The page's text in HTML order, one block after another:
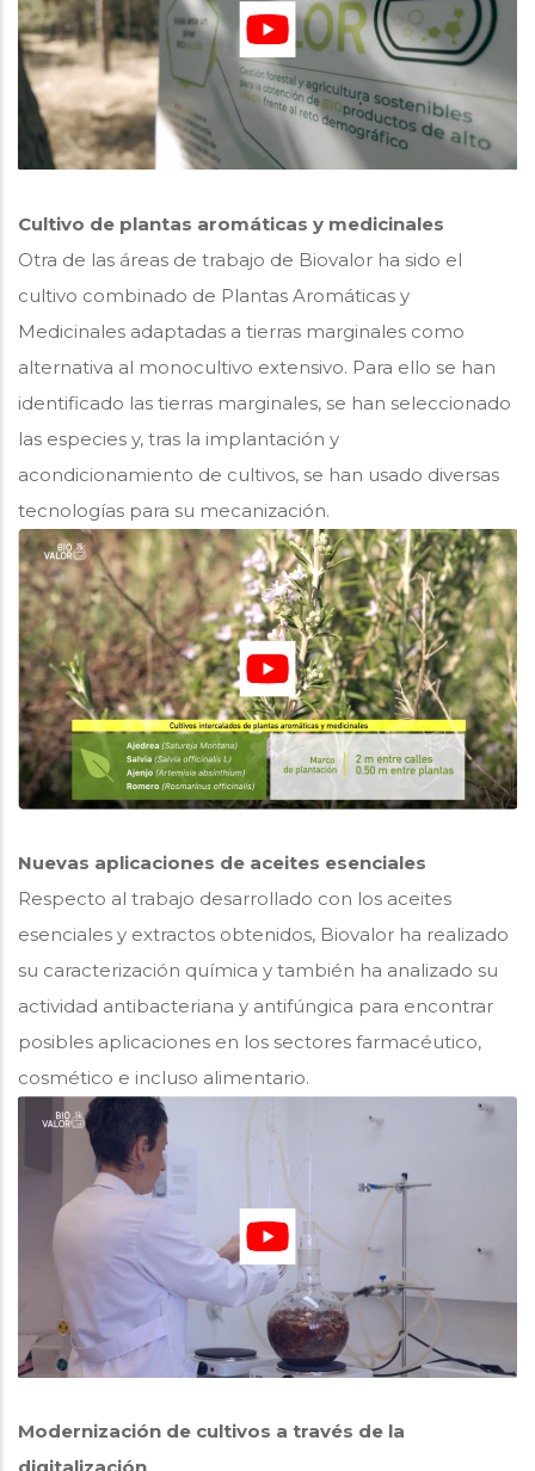
Cultivo de plantas aromáticas y medicinales
Otra de las áreas de trabajo de Biovalor ha sido el
cultivo combinado de Plantas Aromáticas y
Medicinales adaptadas a tierras marginales como
alternativa al monocultivo extensivo. Para ello se han
identificado las tierras marginales, se han seleccionado
las especies y, tras la implantación y
acondicionamiento de cultivos, se han usado diversas
tecnologías para su mecanización.
Nuevas aplicaciones de aceites esenciales
Respecto al trabajo desarrollado con los aceites
esenciales y extractos obtenidos, Biovalor ha realizado
su caracterización química y también ha analizado su
actividad antibacteriana y antifúngica para encontrar
posibles aplicaciones en los sectores farmacéutico,
cosmético e incluso alimentario.
Modernización de cultivos a través de la